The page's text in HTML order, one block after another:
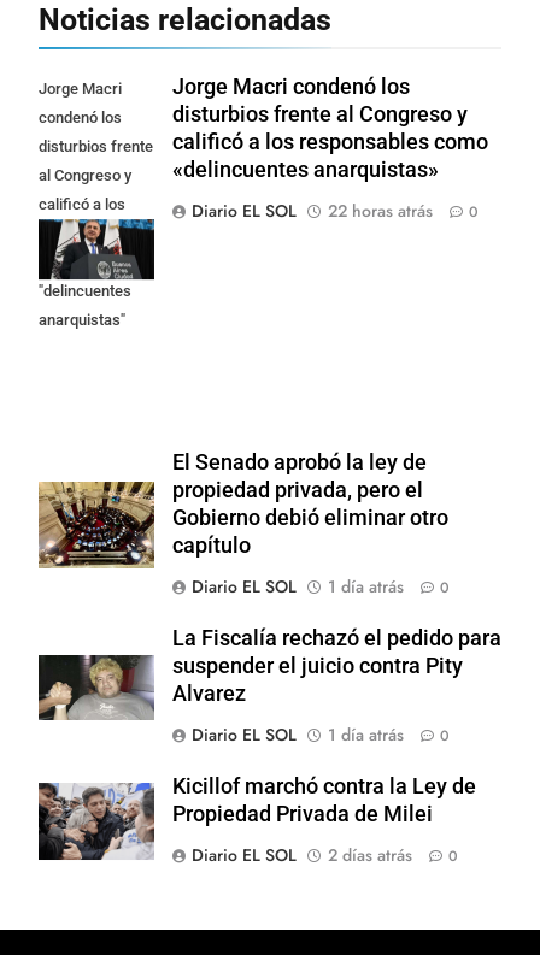
Noticias relacionadas
Jorge Macri
condenó los
disturbios frente
al Congreso y
calificó a los
responsables
como
"delincuentes
anarquistas"
Jorge Macri condenó los
disturbios frente al Congreso y
calificó a los responsables como
«delincuentes anarquistas»
Diario EL SOL
22 horas atrás 0
El Senado aprobó la ley de
propiedad privada, pero el
Gobierno debió eliminar otro
capítulo
Diario EL SOL
1 día atrás 0
La Fiscalía rechazó el pedido para
suspender el juicio contra Pity
Alvarez
Diario EL SOL
1 día atrás 0
Kicillof marchó contra la Ley de
Propiedad Privada de Milei
Diario EL SOL
2 días atrás 0